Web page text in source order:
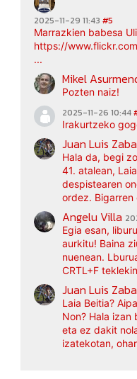
2025-11-29 11:43 #5
Marrazkien babesa
https://
...
Mikel
Pozten naiz!
2025-11-26 10:44
Irakurtzeko
Juan Luis
Hala da, begi
41. atalean,
despistearen
ordez. Bigarren
Angelu Villa
Egia esan,
aurkitu! Baina
nuenean.
CRTL+F
Juan Luis
Laia Beitia?
Non? Hala
eta ez dakit
izatekotan,